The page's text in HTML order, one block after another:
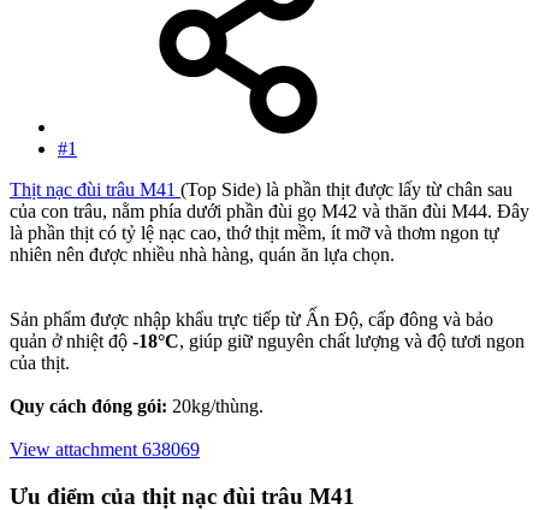
#1
Thịt nạc đùi trâu M41 (Top Side) là phần thịt được lấy từ chân sau
của con trâu, nằm phía dưới phần đùi gọ M42 và thăn đùi M44. Đây
là phần thịt có tỷ lệ nạc cao, thớ thịt mềm, ít mỡ và thơm ngon tự
nhiên nên được nhiều nhà hàng, quán ăn lựa chọn.
Sản phẩm được nhập khẩu trực tiếp từ Ấn Độ, cấp đông và bảo
quản ở nhiệt độ -18°C, giúp giữ nguyên chất lượng và độ tươi ngon
của thịt.
Quy cách đóng gói: 20kg/thùng.
View attachment 638069
Ưu điểm của thịt nạc đùi trâu M41​